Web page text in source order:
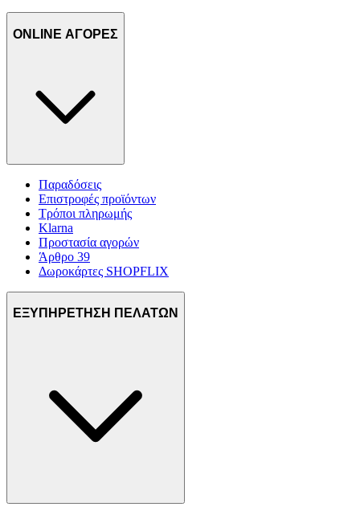
ONLINE ΑΓΟΡΕΣ
Παραδόσεις
Επιστροφές προϊόντων
Τρόποι πληρωμής
Klarna
Προστασία αγορών
Άρθρο 39
Δωροκάρτες SHOPFLIX
ΕΞΥΠΗΡΕΤΗΣΗ ΠΕΛΑΤΩΝ